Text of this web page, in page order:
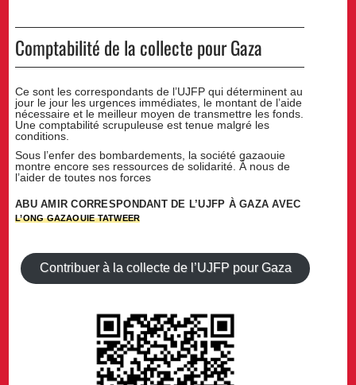
Comptabilité de la collecte pour Gaza
Ce sont les correspondants de l’UJFP qui déterminent au
jour le jour les urgences immédiates, le montant de l’aide
nécessaire et le meilleur moyen de transmettre les fonds.
Une comptabilité scrupuleuse est tenue malgré les
conditions.
Sous l’enfer des bombardements, la société gazaouie
montre encore ses ressources de solidarité. À nous de
l’aider de toutes nos forces
ABU AMIR CORRESPONDANT DE L’UJFP À GAZA AVEC
L’ONG GAZAOUIE TATWEER
Contribuer à la collecte de l’UJFP pour Gaza